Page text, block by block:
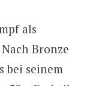
als
Bronze
bei seinem